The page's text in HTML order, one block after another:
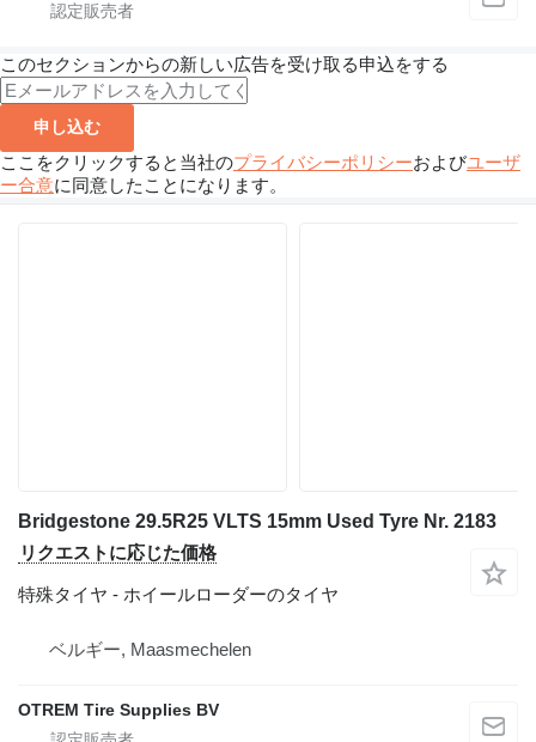
このセクションからの新しい広告を受け取る申込をする
申し込む
ここをクリックすると当社のプライバシーポリシーおよびユーザ
ー合意に同意したことになります。
Bridgestone 29.5R25 VLTS 15mm Used Tyre Nr. 2183
リクエストに応じた価格
特殊タイヤ - ホイールローダーのタイヤ
ベルギー, Maasmechelen
OTREM Tire Supplies BV